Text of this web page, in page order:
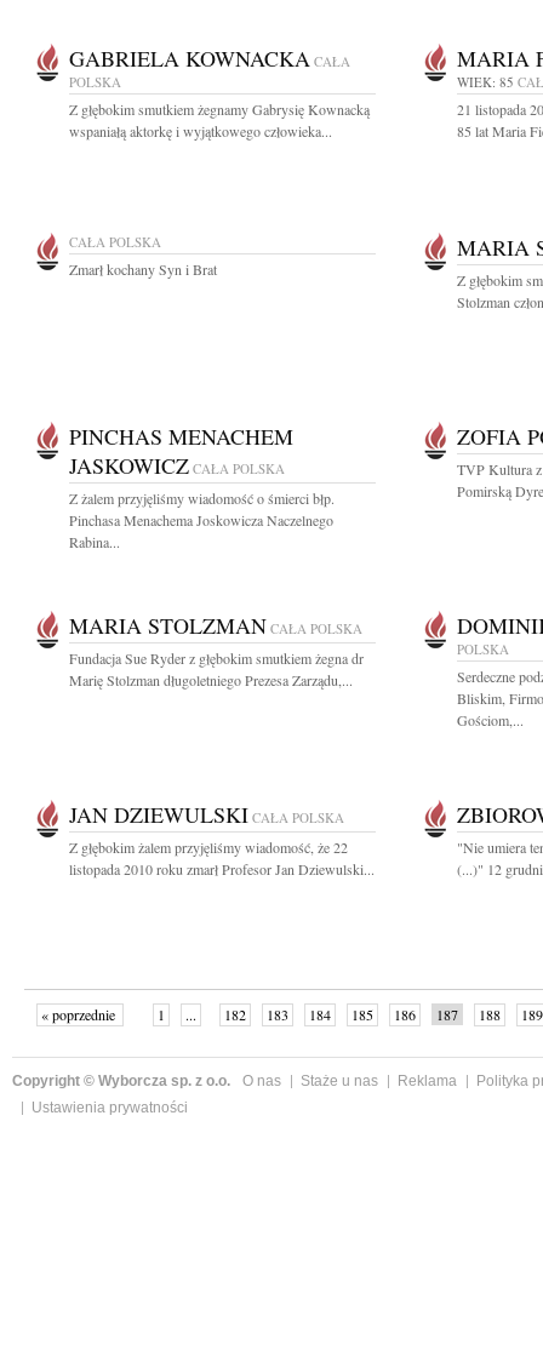
GABRIELA KOWNACKA CAŁA
POLSKA
Z głębokim smutkiem żegnamy Gabrysię Kownacką
wspaniałą aktorkę i wyjątkowego człowieka...
MARIA
WIEK: 85
21 listopada
85 lat Maria
CAŁA POLSKA
Zmarł kochany Syn i Brat
MARIA
Z głębokim
Stolzman
PINCHAS MENACHEM
JASKOWICZ CAŁA POLSKA
Z żalem przyjęliśmy wiadomość o śmierci błp.
Pinchasa Menachema Joskowicza Naczelnego
Rabina...
ZOFIA
TVP Kultura z
Pomirską
MARIA STOLZMAN CAŁA POLSKA
Fundacja Sue Ryder z głębokim smutkiem żegna dr
Marię Stolzman długoletniego Prezesa Zarządu,...
POLSKA
Serdeczne
Bliskim,
Gościom,...
JAN DZIEWULSKI CAŁA POLSKA
Z głębokim żalem przyjęliśmy wiadomość, że 22
listopada 2010 roku zmarł Profesor Jan Dziewulski...
"Nie umiera
(...)" 12
« poprzednie 1 ... 182 183 184 185 186 187 188
189
Copyright © Wyborcza sp. z o.o. O nas Staże u nas Reklama
Polityka
Ustawienia prywatności